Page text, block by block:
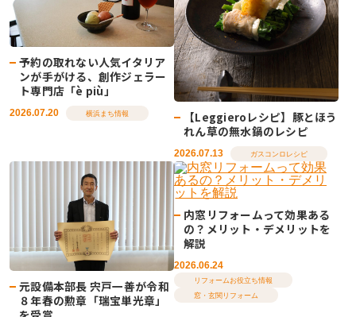
予約の取れない人気イタリア
ンが手がける、創作ジェラー
ト専門店「è più」
2026.07.20 横浜まち情報
【Leggieroレシピ】豚とほう
れん草の無水鍋のレシピ
2026.07.13 ガスコンロレシピ
元設備本部長 宍戸一善が令和
８年春の勲章「瑞宝単光章」
内窓リフォームって効果ある
の？メリット・デメリットを
解説
2026.06.24
リフォームお役立ち情報
窓・玄関リフォーム